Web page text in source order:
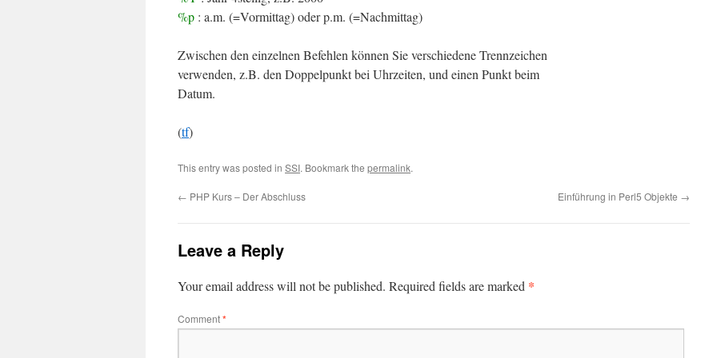
%p : a.m. (=Vormittag) oder p.m. (=Nachmittag)
Zwischen den einzelnen Befehlen können Sie verschiedene Trennzeichen
verwenden, z.B. den Doppelpunkt bei Uhrzeiten, und einen Punkt beim
Datum.
(tf)
This entry was posted in SSI. Bookmark the permalink.
← PHP Kurs – Der Abschluss Einführung in Perl5 Objekte →
Leave a Reply
Your email address will not be published. Required fields are marked *
Comment*